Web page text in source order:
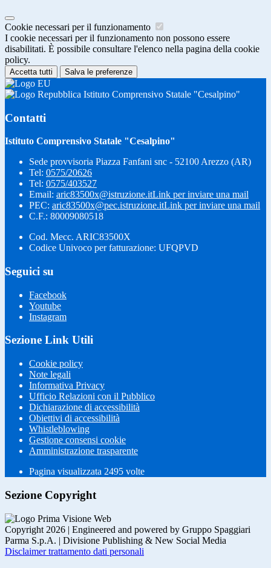
Cookie necessari per il funzionamento
I cookie necessari per il funzionamento non possono essere
disabilitati. È possibile consultare l'elenco nella pagina della cookie
policy.
Accetta tutti Salva le preferenze
Istituto Comprensivo Statale "Cesalpino"
Contatti
Istituto Comprensivo Statale "Cesalpino"
Sede provvisoria Piazza Fanfani snc - 52100 Arezzo (AR)
Tel: 0575/20626
Tel: 0575/403527
Email: aric83500x@istruzione.itLink per inviare una mail
PEC: aric83500x@pec.istruzione.itLink per inviare una mail
C.F.: 80009080518
Cod. Mecc. ARIC83500X
Codice Univoco per fatturazione: UFQPVD
Seguici su
Facebook
Youtube
Instagram
Sezione Link Utili
Cookie policy
Note legali
Informativa Privacy
Ufficio Relazioni con il Pubblico
Dichiarazione di accessibilità
Obiettivi di accessibilità
Whistleblowing
Gestione consensi cookie
Amministrazione trasparente
Pagina visualizzata 2495 volte
Sezione Copyright
Copyright 2026 | Engineered and powered by Gruppo Spaggiari
Parma S.p.A. | Divisione Publishing & New Social Media
Disclaimer trattamento dati personali